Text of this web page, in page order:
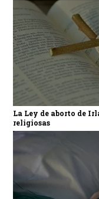
La Ley de aborto de
religiosas